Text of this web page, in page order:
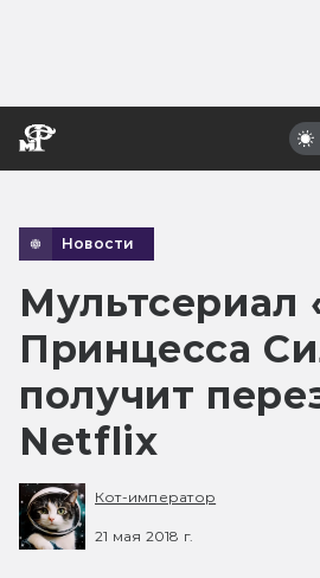
Новости
Мультсериал
Принцесса
получит
Netflix
Кот-император
21 мая 2018 г.